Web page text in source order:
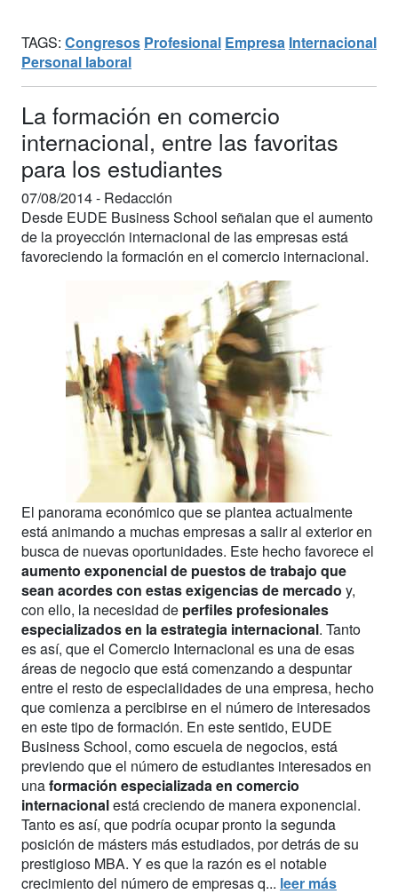
TAGS: Congresos Profesional Empresa Internacional
Personal laboral
La formación en comercio
internacional, entre las favoritas
para los estudiantes
07/08/2014 - Redacción
Desde EUDE Business School señalan que el aumento
de la proyección internacional de las empresas está
favoreciendo la formación en el comercio internacional.
El panorama económico que se plantea actualmente
está animando a muchas empresas a salir al exterior en
busca de nuevas oportunidades. Este hecho favorece el
aumento exponencial de puestos de trabajo que
sean acordes con estas exigencias de mercado y,
con ello, la necesidad de perfiles profesionales
especializados en la estrategia internacional. Tanto
es así, que el Comercio Internacional es una de esas
áreas de negocio que está comenzando a despuntar
entre el resto de especialidades de una empresa, hecho
que comienza a percibirse en el número de interesados
en este tipo de formación. En este sentido, EUDE
Business School, como escuela de negocios, está
previendo que el número de estudiantes interesados en
unaformación especializada en comercio
internacionalestá creciendo de manera exponencial.
Tanto es así, que podría ocupar pronto la segunda
posición de másters más estudiados, por detrás de su
prestigioso MBA. Y es que la razón es el notable
crecimiento del número de empresas q... leer más